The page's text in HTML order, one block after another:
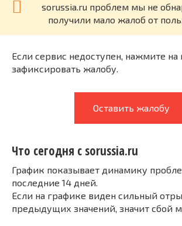
sorussia.ru проблем мы не
получили мало жалоб от
Если сервис недоступен, нажмите на
зафиксировать жалобу.
Оставить жалобу
Что сегодня с sorussia.ru
График показывает динамику
последние 14 дней.
Если на графике виден сильный
предыдущих значений, значит сбой